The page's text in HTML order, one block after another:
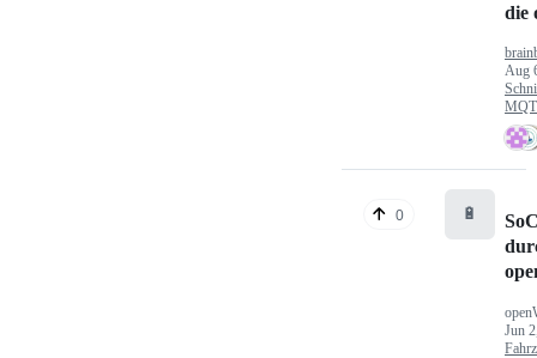
die
Aug
0 🔋
Jun